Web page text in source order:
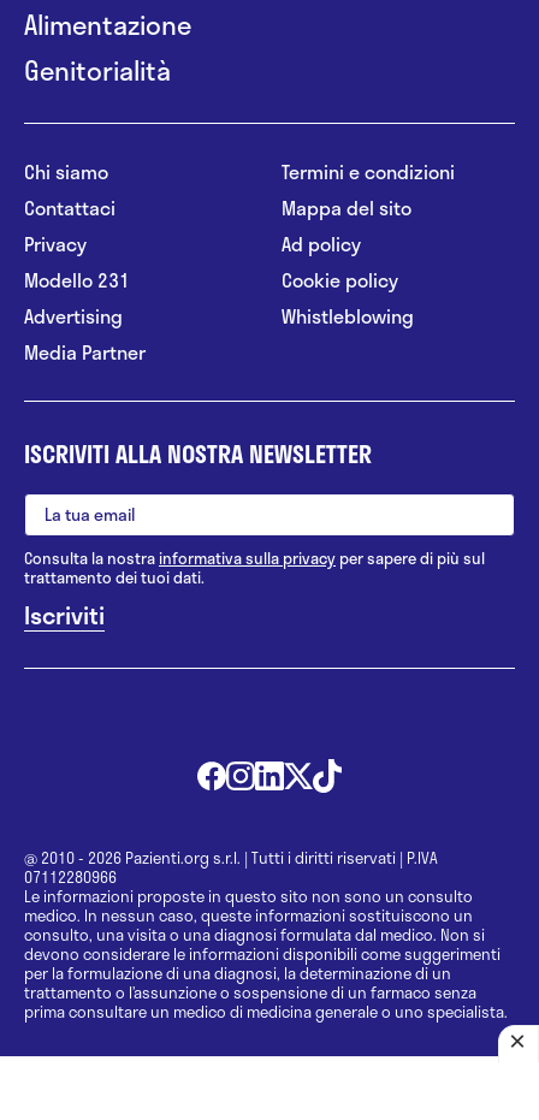
Alimentazione
Genitorialità
Chi siamo
Contattaci
Privacy
Modello 231
Advertising
Media Partner
Termini e condizioni
Mappa del sito
Ad policy
Cookie policy
Whistleblowing
ISCRIVITI ALLA NOSTRA NEWSLETTER
Consulta la nostrainformativa sulla privacy per sapere di più sul
trattamento dei tuoi dati.
@ 2010 - 2026 Pazienti.org s.r.l. | Tutti i diritti riservati | P.IVA
07112280966
Le informazioni proposte in questo sito non sono un consulto
medico. In nessun caso, queste informazioni sostituiscono un
consulto, una visita o una diagnosi formulata dal medico. Non si
devono considerare le informazioni disponibili come suggerimenti
per la formulazione di una diagnosi, la determinazione di un
trattamento o l’assunzione o sospensione di un farmaco senza
prima consultare un medico di medicina generale o uno specialista.